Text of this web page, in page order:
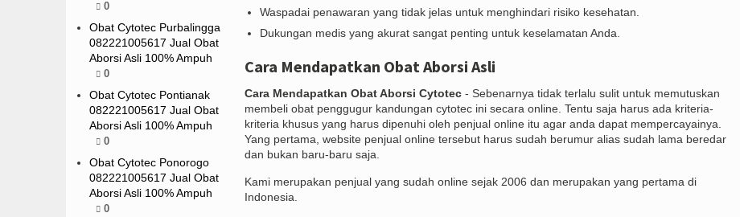
0
Obat Cytotec Purbalingga
082221005617 Jual Obat
Aborsi Asli 100% Ampuh
0
Obat Cytotec Pontianak
082221005617 Jual Obat
Aborsi Asli 100% Ampuh
0
Obat Cytotec Ponorogo
082221005617 Jual Obat
Aborsi Asli 100% Ampuh
0
Waspadai penawaran yang tidak jelas untuk menghindari risiko kesehatan.
Dukungan medis yang akurat sangat penting untuk keselamatan Anda.
Cara Mendapatkan Obat Aborsi Asli
Cara Mendapatkan Obat Aborsi Cytotec- Sebenarnya tidak terlalu sulit untuk memutuskan
membeli obat penggugur kandungan cytotec ini secara online. Tentu saja harus ada kriteria-
kriteria khusus yang harus dipenuhi oleh penjual online itu agar anda dapat mempercayainya.
Yang pertama, website penjual online tersebut harus sudah berumur alias sudah lama beredar
dan bukan baru-baru saja.
Kami merupakan penjual yang sudah online sejak 2006 dan merupakan yang pertama di
Indonesia.